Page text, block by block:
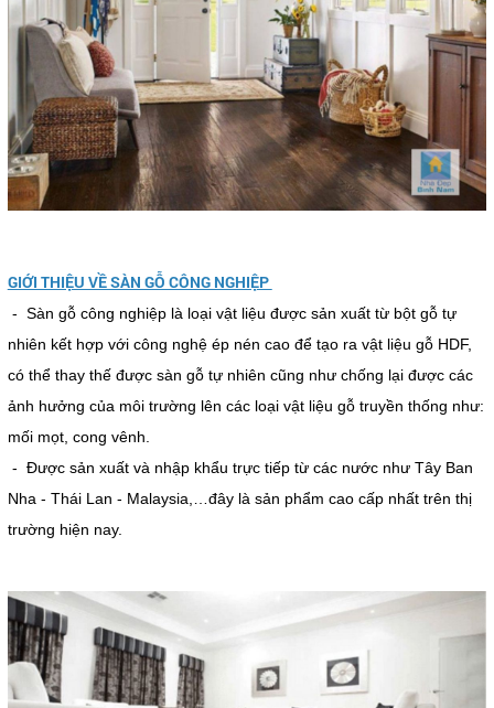
GIỚI THIỆU VỀ SÀN GỖ CÔNG NGHIỆP
- Sàn gỗ công nghiệp là loại vật liệu được sản xuất từ bột gỗ tự
nhiên kết hợp với công nghệ ép nén cao để tạo ra vật liệu gỗ HDF,
có thể thay thế được sàn gỗ tự nhiên cũng như chống lại được các
ảnh hưởng của môi trường lên các loại vật liệu gỗ truyền thống như:
mối mọt, cong vênh.
- Được sản xuất và nhập khẩu trực tiếp từ các nước như Tây Ban
Nha - Thái Lan - Malaysia,…đây là sản phẩm cao cấp nhất trên thị
trường hiện nay.